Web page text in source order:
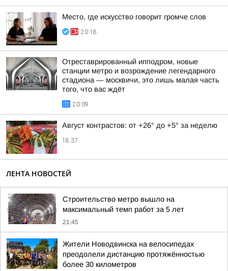
Место, где искусство говорит громче слов
20:18
Отреставрированный ипподром, новые
станции метро и возрождение легендарного
стадиона — москвичи, это лишь малая часть
того, что вас ждёт
20:09
Август контрастов: от +26° до +5° за неделю
18:37
ЛЕНТА НОВОСТЕЙ
Строительство метро вышло на
максимальный темп работ за 5 лет
21:45
Жители Новодвинска на велосипедах
преодолели дистанцию протяжённостью
более 30 километров